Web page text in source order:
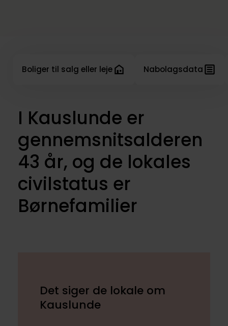
Boliger til salg eller leje Nabolagsdata
I Kauslunde er
gennemsnitsalderen
43 år, og de lokales
civilstatus er
Børnefamilier
Det siger de lokale om
Kauslunde